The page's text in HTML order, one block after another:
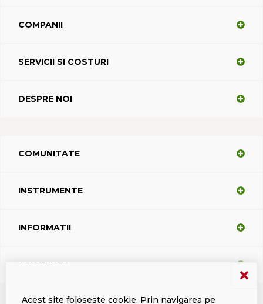
COMPANII
SERVICII SI COSTURI
DESPRE NOI
COMUNITATE
INSTRUMENTE
INFORMATII
ASISTENTA
Acest site foloseste cookie. Prin navigarea pe